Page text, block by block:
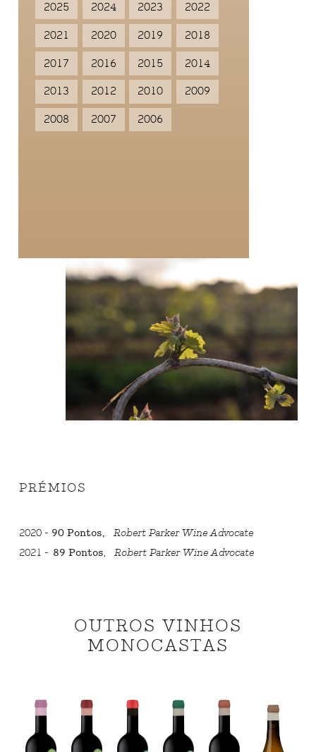
2025 2024 2023 2022
2021 2020 2019 2018
2017 2016 2015 2014
2013 2012 2010 2009
2008 2007 2006
PRÉMIOS
2020 - 90 Pontos,
Robert Parker Wine Advocate
2021 - 89 Pontos, Robert Parker Wine Advocate
OUTROS VINHOS
MONOCASTAS